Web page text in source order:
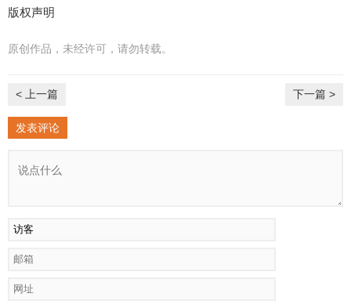
版权声明
原创作品，未经许可，请勿转载。
< 上一篇 下一篇 >
发表评论